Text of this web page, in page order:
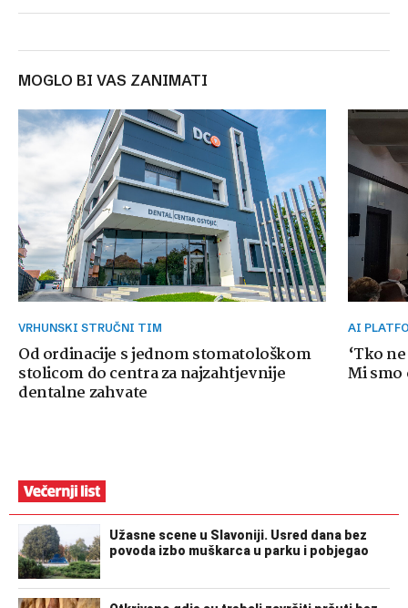
MOGLO BI VAS ZANIMATI
VRHUNSKI STRUČNI TIM
Od ordinacije s jednom stomatološkom
stolicom do centra za najzahtjevnije
dentalne zahvate
AI
‘Tko
Mi